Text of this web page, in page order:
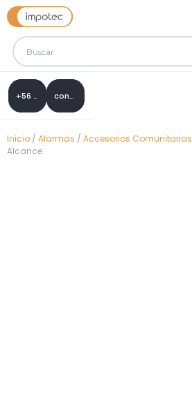
+56 9 8288 0307 contacto@impotec.cl
Inicio / Alarmas / Accesorios Comunitarias
Alcance